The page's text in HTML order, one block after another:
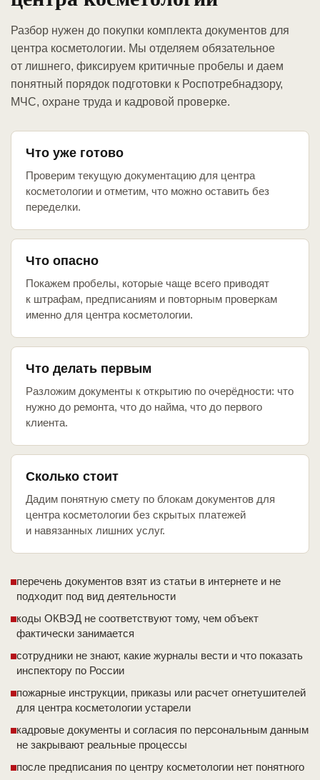
Разбор нужен до покупки комплекта документов для
центра косметологии. Мы отделяем обязательное
от лишнего, фиксируем критичные пробелы и даем
понятный порядок подготовки к Роспотребнадзору,
МЧС, охране труда и кадровой проверке.
Что уже готово
Проверим текущую документацию для центра
косметологии и отметим, что можно оставить без
переделки.
Что опасно
Покажем пробелы, которые чаще всего приводят
к штрафам, предписаниям и повторным проверкам
именно для центра косметологии.
Что делать первым
Разложим документы к открытию по очерёдности: что
нужно до ремонта, что до найма, что до первого
клиента.
Сколько стоит
Дадим понятную смету по блокам документов для
центра косметологии без скрытых платежей
и навязанных лишних услуг.
перечень документов взят из статьи в интернете и не
подходит под вид деятельности
коды ОКВЭД не соответствуют тому, чем объект
фактически занимается
сотрудники не знают, какие журналы вести и что показать
инспектору по России
пожарные инструкции, приказы или расчет огнетушителей
для центра косметологии устарели
кадровые документы и согласия по персональным данным
не закрывают реальные процессы
после предписания по центру косметологии нет понятного